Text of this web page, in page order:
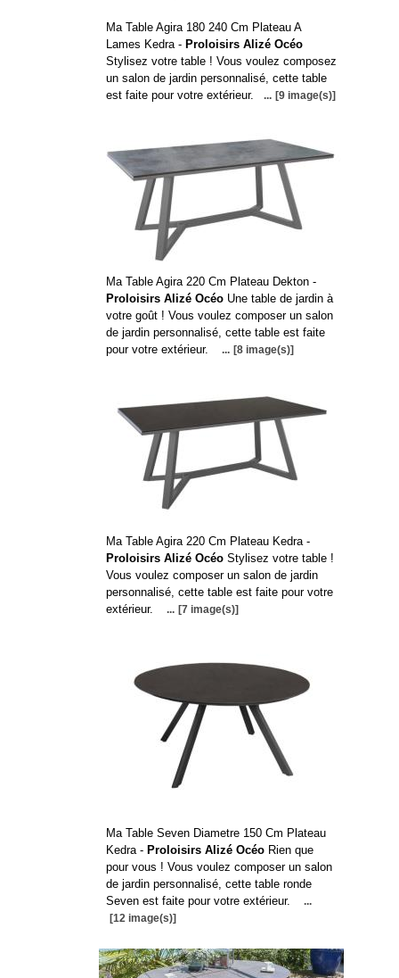
Ma Table Agira 180 240 Cm Plateau A
Lames Kedra - Proloisirs Alizé Océo
Stylisez votre table ! Vous voulez composez
un salon de jardin personnalisé, cette table
est faite pour votre extérieur.
... [9 image(s)]
Ma Table Agira 220 Cm Plateau Dekton -
Proloisirs Alizé OcéoUne table de jardin à
votre goût ! Vous voulez composer un salon
de jardin personnalisé, cette table est faite
pour votre extérieur.
... [8 image(s)]
Ma Table Agira 220 Cm Plateau Kedra -
Proloisirs Alizé OcéoStylisez votre table !
Vous voulez composer un salon de jardin
personnalisé, cette table est faite pour votre
extérieur.
... [7 image(s)]
Ma Table Seven Diametre 150 Cm Plateau
Kedra - Proloisirs Alizé OcéoRien que
pour vous ! Vous voulez composer un salon
de jardin personnalisé, cette table ronde
Seven est faite pour votre extérieur.
...
[12 image(s)]